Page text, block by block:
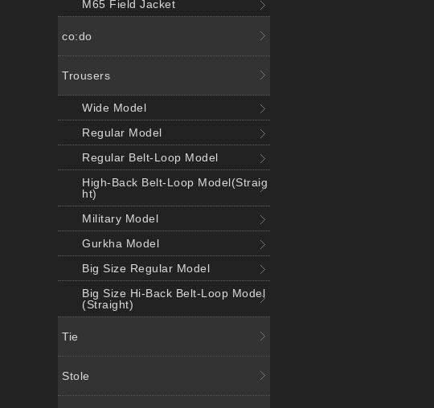
M65 Field Jacket
co:do
Trousers
Wide Model
Regular Model
Regular Belt-Loop Model
High-Back Belt-Loop Model(Straig
ht)
Military Model
Gurkha Model
Big Size Regular Model
Big Size Hi-Back Belt-Loop Model
(Straight)
Tie
Stole